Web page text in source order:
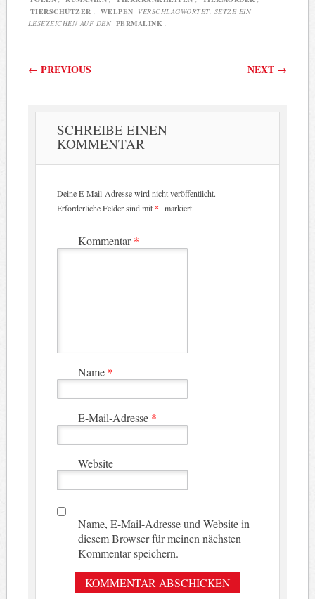
TIERSCHÜTZER
WELPEN VERSCHLAGWORTET. SETZE EIN
LESEZEICHEN AUF DEN PERMALINK
Beitragsnavigation
← PREVIOUS NEXT →
SCHREIBE EINEN
KOMMENTAR
Deine E-Mail-Adresse wird nicht veröffentlicht.
Erforderliche Felder sind mit * markiert
Kommentar*
Name *
E-Mail-Adresse *
Website
Name, E-Mail-Adresse und Website in
diesem Browser für meinen nächsten
Kommentar speichern.